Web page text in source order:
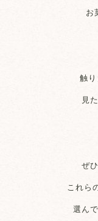
お
触
見
ぜ
これら
選ん